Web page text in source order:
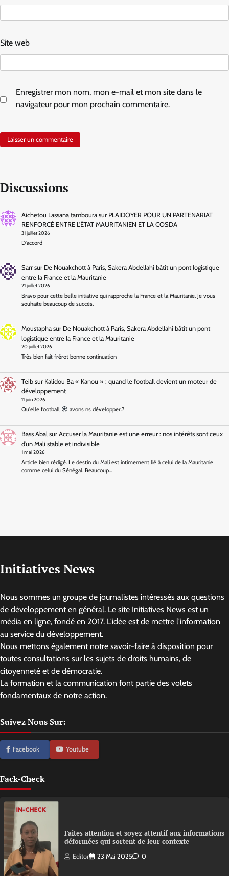
Site web
Enregistrer mon nom, mon e-mail et mon site dans le
navigateur pour mon prochain commentaire.
Discussions
Aichetou Lassana tambourasur PLAIDOYER POUR UN PARTENARIAT
RENFORCÉ ENTRE L’ÉTAT MAURITANIEN ET LA COSDA
31 juillet 2026
D'accord
Sarrsur De Nouakchott à Paris, Sakera Abdellahi bâtit un pont logistique
entre la France et la Mauritanie
21 juillet 2026
Bravo pour cette belle initiative qui rapproche la France et la Mauritanie. Je vous
souhaite beaucoup de succès.
Moustaphasur De Nouakchott à Paris, Sakera Abdellahi bâtit un pont
logistique entre la France et la Mauritanie
20 juillet 2026
Très bien fait frérot bonne continuation
Teibsur Kalidou Ba « Kanou » : quand le football devient un moteur de
développement
11 juin 2026
Qu'elle football avons ns développer.?
Bass Abal sur Accuser la Mauritanie est une erreur : nos intérêts sont ceux
d’un Mali stable et indivisible
1 mai 2026
Article bien rédigé. Le destin du Mali est intimement lié à celui de la Mauritanie
comme celui du Sénégal. Beaucoup…
Initiatives News
Nous sommes un groupe de journalistes intéressés aux questions
de développement en général. Le site Initiatives News est un
média en ligne, fondé en 2017. L'idée est de mettre l'information
au service du développement.
Nous mettons également notre savoir-faire à disposition pour
toutes consultations sur les sujets de droits humains, de
citoyenneté et de démocratie.
La formation et la communication font partie des volets
fondamentaux de notre action.
Suivez Nous Sur:
Facebook Youtube
Fack-Check
Faites attention et soyez attentif aux informations
déformées qui sortent de leur contexte
Editor 23 Mai 2025 0